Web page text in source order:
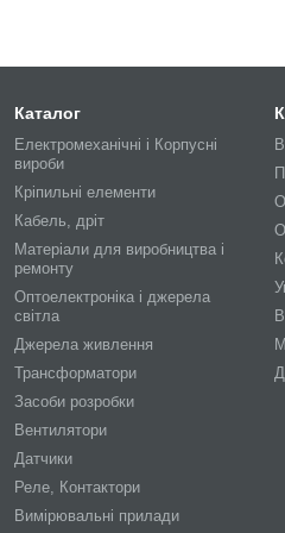
Каталог
Електромеханічні і Корпусні
вироби
Кріпильні елементи
Кабель, дріт
Матеріали для виробництва і
ремонту
Оптоелектроніка і джерела
світла
Джерела живлення
Трансформатори
Засоби розробки
Вентилятори
Датчики
Реле, Контактори
Вимірювальні прилади